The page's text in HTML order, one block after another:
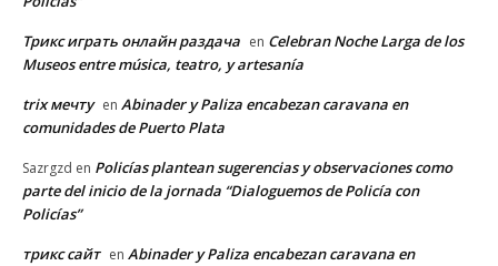
Трикс играть онлайн раздача en Celebran Noche Larga de los
Museos entre música, teatro, y artesanía
trix мечту en Abinader y Paliza encabezan caravana en
comunidades de Puerto Plata
Sazrgzd en Policías plantean sugerencias y observaciones como
parte del inicio de la jornada “Dialoguemos de Policía con
Policías”
трикс сайт en Abinader y Paliza encabezan caravana en